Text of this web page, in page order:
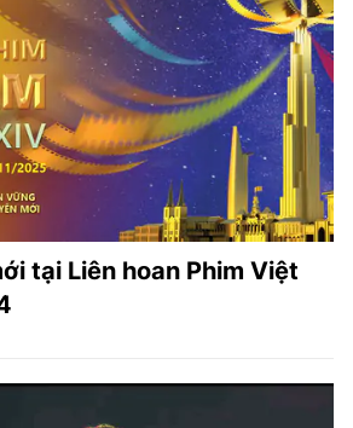
tại Liên hoan Phim Việt